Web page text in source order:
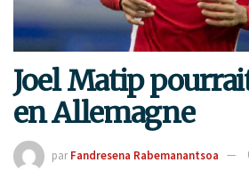
Joel Matip
en Allemagne
par Fandresena Rabemanantsoa